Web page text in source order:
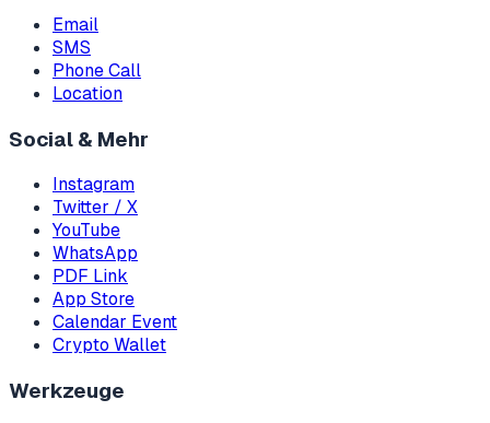
Email
SMS
Phone Call
Location
Social & Mehr
Instagram
Twitter / X
YouTube
WhatsApp
PDF Link
App Store
Calendar Event
Crypto Wallet
Werkzeuge